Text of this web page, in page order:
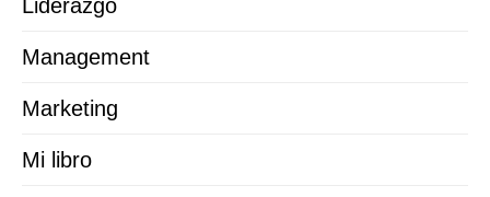
Liderazgo
Management
Marketing
Mi libro